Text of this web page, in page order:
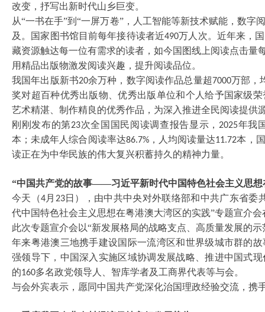
改变，抒写出新时代山乡巨变。
从“一书在手”到“一屏万卷”，人工智能等新技术赋能，数字
及。国家图书馆目前每年接待读者近490万人次。近年来，
藏资源触达每一位有需求的读者，如今国图线上阅读点击量
用精品出版物激发阅读兴趣，提升阅读品位。
我国年出版新书20余万种，数字阅读作品总量超 7000万部，
奖对超百种优秀出版物、优秀出版单位和个人给予国家级
艺术精湛、制作精良的优秀作品，为深入推进全民阅读提供
刚刚发布的第23次全国国民阅读调查报告显示， 2025年我
本；未成年人综合阅读率达86.7%，人均阅读量达11.72本，
读正在为中华民族的伟大复兴积蓄持久的精神力量。
“中国共产党的故事——习近平新时代中国特色社会主义思想
今天（4月 23日），由中共中央对外联络部和中共广东省
代中国特色社会主义思想在粤港澳大湾区的实践”专题宣介
此次专题宣介会以“新发展格局的战略支点、高质量发展的
年来粤港澳三地携手建设国际一流湾区和世界级城市群的
强领导下，中国深入实施区域协调发展战略、推进中国式
的160多名政党领导人、智库学者及工商界代表等与会。
与会外宾表示，愿同中国共产党深化治国理政经验交流，携